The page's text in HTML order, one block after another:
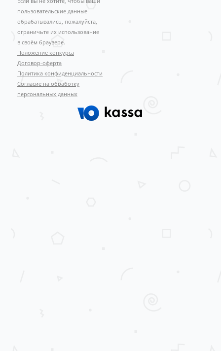
пользовательские данные
обрабатывались, пожалуйста,
ограничьте их использование
в своём браузере.
Положение конкурса
Договор-оферта
Политика конфиденциальности
Согласие на обработку
персональных данных